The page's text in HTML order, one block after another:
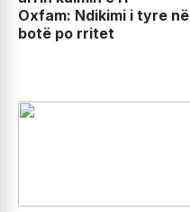
Oxfam: Ndikimi i tyre në
botë po rritet